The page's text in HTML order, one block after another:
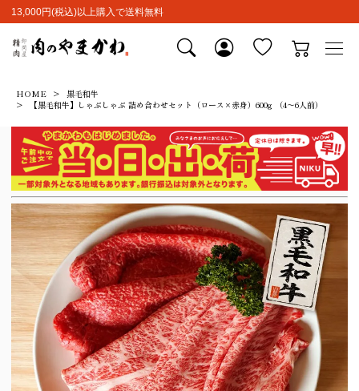
13,000円(税込)以上購入で送料無料
HOME
黒毛和牛
【黒毛和牛】しゃぶしゃぶ 詰め合わせセット（ロース×赤身）600g （4～6人前）